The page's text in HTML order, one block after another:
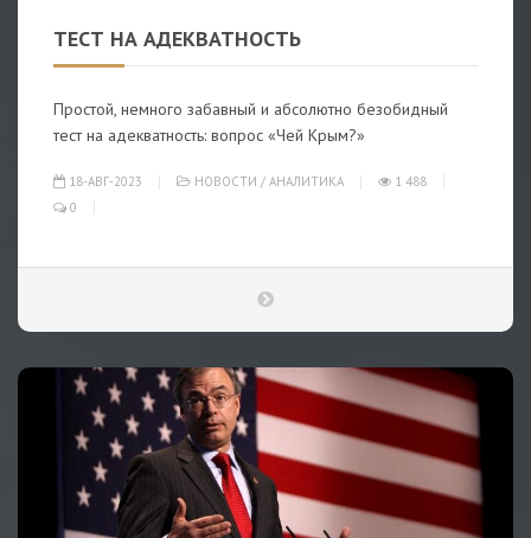
ТЕСТ НА АДЕКВАТНОСТЬ
Простой, немного забавный и абсолютно безобидный
тест на адекватность: вопрос «Чей Крым?»
18-АВГ-2023 НОВОСТИ / АНАЛИТИКА
1 488
0